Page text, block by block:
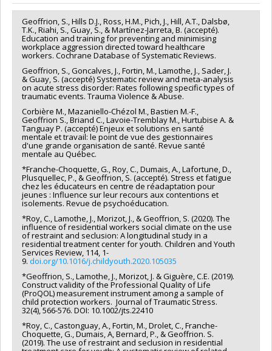
Funding sources:Université de Montréal
Grant programs:
Geoffrion, S., Hills D.J., Ross, H.M., Pich, J., Hill, A.T., Dalsbø,
T.K., Riahi, S., Guay, S., & Martínez-Jarreta, B. (accepté).
Education and training for preventing and minimising
workplace aggression directed toward healthcare
workers. Cochrane Database of Systematic Reviews.
Geoffrion, S., Goncalves, J., Fortin, M., Lamothe, J., Sader, J.
& Guay, S. (accepté) Systematic review and meta-analysis
on acute stress disorder: Rates following specific types of
traumatic events. Trauma Violence & Abuse.
Corbière M., Mazaniello-Chézol M., Bastien M.-F.,
Geoffrion S., Briand C., Lavoie-Tremblay M., Hurtubise A. &
Tanguay P. (accepté) Enjeux et solutions en santé
mentale et travail: le point de vue des gestionnaires
d'une grande organisation de santé. Revue santé
mentale au Québec.
*Franche-Choquette, G., Roy, C., Dumais, A., Lafortune, D.,
Plusquellec, P., & Geoffrion, S. (accepté). Stress et fatigue
chez les éducateurs en centre de réadaptation pour
jeunes : Influence sur leur recours aux contentions et
isolements. Revue de psychoéducation.
*Roy, C., Lamothe, J., Morizot, J., & Geoffrion, S. (2020). The
influence of residential workers social climate on the use
of restraint and seclusion: A longitudinal study in a
residential treatment center for youth. Children and Youth
Services Review, 114, 1-
9. doi.org/10.1016/j.childyouth.2020.105035
*Geoffrion, S., Lamothe, J., Morizot, J. & Giguère, C.E. (2019).
Construct validity of the Professional Quality of Life
(ProQOL) measurement instrument among a sample of
child protection workers. Journal of Traumatic Stress.
32(4), 566-576. DOI: 10.1002/jts.22410
*Roy, C., Castonguay, A., Fortin, M., Drolet, C., Franche-
Choquette, G., Dumais, A, Bernard, P., & Geoffrion. S.
(2019). The use of restraint and seclusion in residential